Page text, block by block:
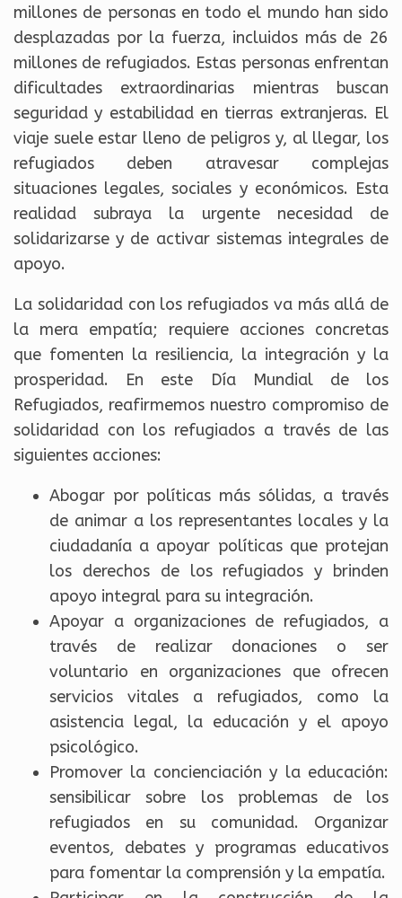
millones de personas en todo el mundo han sido
desplazadas por la fuerza, incluidos más de 26
millones de refugiados. Estas personas enfrentan
dificultades extraordinarias mientras buscan
seguridad y estabilidad en tierras extranjeras. El
viaje suele estar lleno de peligros y, al llegar, los
refugiados deben atravesar complejas
situaciones legales, sociales y económicos. Esta
realidad subraya la urgente necesidad de
solidarizarse y de activar sistemas integrales de
apoyo.
La solidaridad con los refugiados va más allá de
la mera empatía; requiere acciones concretas
que fomenten la resiliencia, la integración y la
prosperidad. En este Día Mundial de los
Refugiados, reafirmemos nuestro compromiso de
solidaridad con los refugiados a través de las
siguientes acciones:
Abogar por políticas más sólidas, a través
de animar a los representantes locales y la
ciudadanía a apoyar políticas que protejan
los derechos de los refugiados y brinden
apoyo integral para su integración.
Apoyar a organizaciones de refugiados, a
través de realizar donaciones o ser
voluntario en organizaciones que ofrecen
servicios vitales a refugiados, como la
asistencia legal, la educación y el apoyo
psicológico.
Promover la concienciación y la educación:
sensibilicar sobre los problemas de los
refugiados en su comunidad. Organizar
eventos, debates y programas educativos
para fomentar la comprensión y la empatía.